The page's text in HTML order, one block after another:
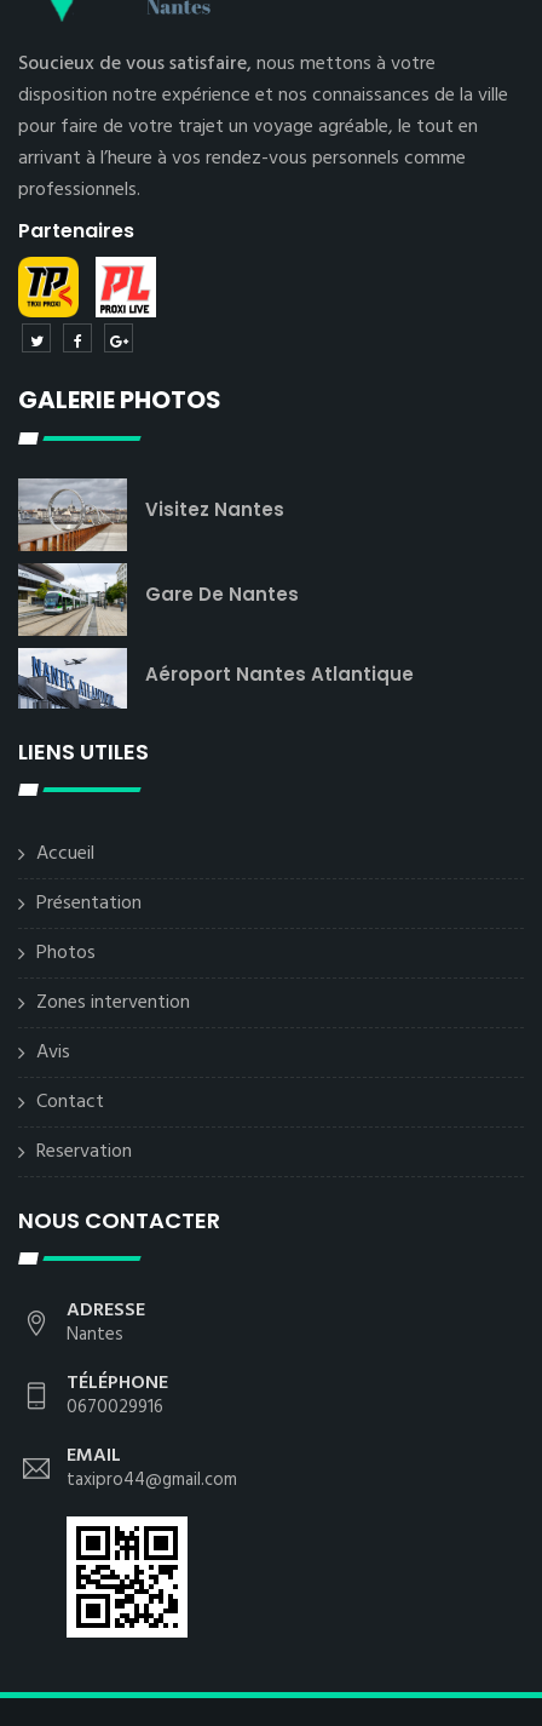
Soucieux de vous satisfaire,nous mettons à votre
disposition notre expérience et nos connaissances de la ville
pour faire de votre trajet un voyage agréable, le tout en
arrivant à l’heure à vos rendez-vous personnels comme
professionnels.
Partenaires
GALERIE PHOTOS
Visitez Nantes
Gare De Nantes
Aéroport Nantes Atlantique
LIENS UTILES
Accueil
Présentation
Photos
Zones intervention
Avis
Contact
Reservation
NOUS CONTACTER
ADRESSE
Nantes
TÉLÉPHONE
0670029916
EMAIL
taxipro44@gmail.com